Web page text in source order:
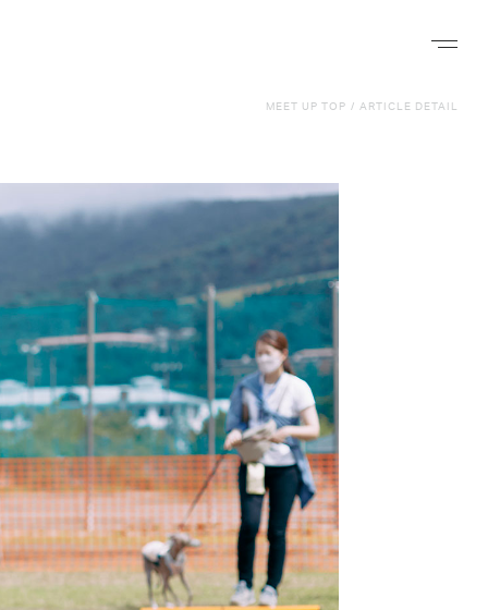
ナビゲ
MEET UP TOP / ARTICLE DETAIL